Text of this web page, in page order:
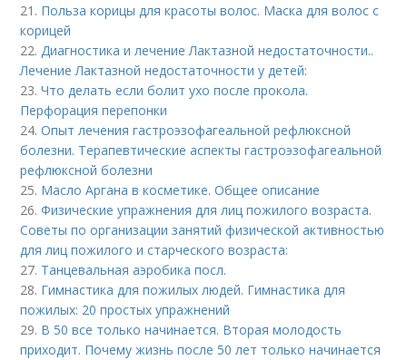
21. Польза корицы для красоты волос. Маска для волос с
корицей
22.Диагностика и лечение Лактазной недостаточности..
Лечение Лактазной недостаточности у детей:
23.Что делать если болит ухо после прокола.
Перфорация перепонки
24.Опыт лечения гастроэзофагеальной рефлюксной
болезни. Терапевтические аспекты гастроэзофагеальной
рефлюксной болезни
25. Масло Аргана в косметике. Общее описание
26.Физические упражнения для лиц пожилого возраста.
Советы по организации занятий физической активностью
для лиц пожилого и старческого возраста:
27. Танцевальная аэробика посл.
28. Гимнастика для пожилых людей. Гимнастика для
пожилых: 20 простых упражнений
29. В 50 все только начинается. Вторая молодость
приходит. Почему жизнь после 50 лет только начинается